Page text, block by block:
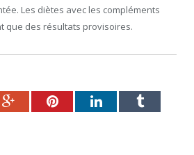
Les diètes avec les compléments
que des résultats provisoires.
Google+PinterestLinkedInTumblr